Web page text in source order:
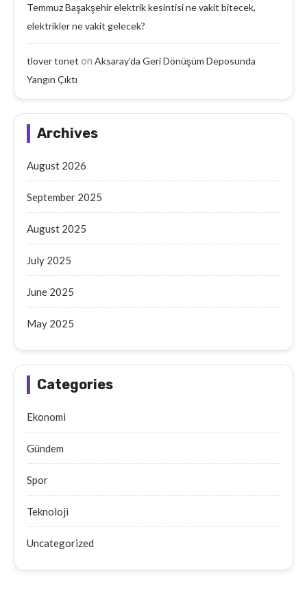
Temmuz Başakşehir elektrik kesintisi ne vakit bitecek,
elektrikler ne vakit gelecek?
tlover tonet on Aksaray’da Geri Dönüşüm Deposunda
Yangın Çıktı
Archives
August 2026
September 2025
August 2025
July 2025
June 2025
May 2025
Categories
Ekonomi
Gündem
Spor
Teknoloji
Uncategorized